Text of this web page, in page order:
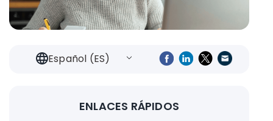
Español (ES)
ENLACES RÁPIDOS